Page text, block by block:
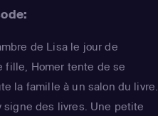
de Lisa le jour de
fille, Homer tente de se
la famille à un salon du livre.
signe des livres. Une petite